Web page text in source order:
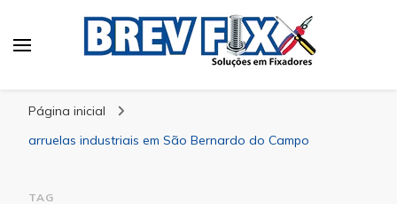
Página inicial
arruelas industriais em São Bernardo do Campo
TAG